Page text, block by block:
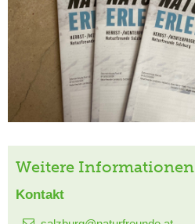
Weitere Informationen
Kontakt